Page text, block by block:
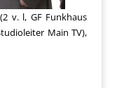
v. l, GF Funkhaus
Main TV),